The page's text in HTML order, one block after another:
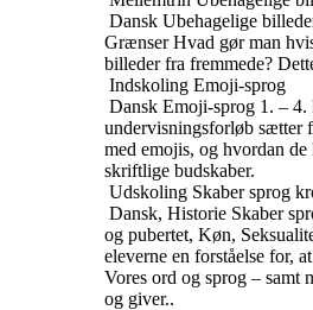
Dansk Ubehagelige
Grænser Hvad gør man
billeder fra fremmede?
Indskoling Emoji-sprog
Dansk Emoji-sprog 1. – 4.
undervisningsforløb sætter
med emojis, og hvordan
skriftlige budskaber.
Udskoling Skaber sprog
Dansk, Historie Skaber
og pubertet, Køn,
eleverne en forståelse for,
Vores ord og sprog – samt
og giver..